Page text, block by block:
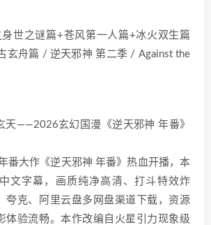
世之谜篇+苍风第一人篇+冰火双生篇
玄舟篇 / 逆天邪神 第二季 / Against the
天——2026玄幻国漫《逆天邪神 年番》
番大作《逆天邪神 年番》热血开播，本
文字幕，画质纯净高清、打斗特效炸
夸克、阿里云盘多网盘渠道下载，资源
体验流畅。本作改编自火星引力现象级